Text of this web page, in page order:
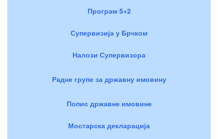
Програм 5+2
Супервизија у Брчком
Налози Супервизора
Радне групе за државну имовину
Попис државне имовине
Мостарска декларација